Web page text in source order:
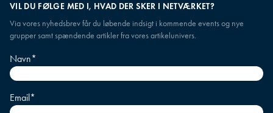
VIL DU FØLGE MED I, HVAD DER SKER I NETVÆRKET?
Via vores nyhedsbrev får du løbende indsigt i kommende events og nye
grupper samt spændende artikler fra vores artikelunivers.
Navn*
Email*